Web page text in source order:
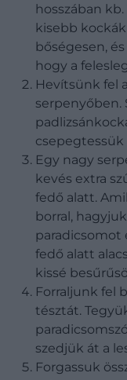
hosszában
kisebb
bőségesen,
hogy a
Hevítsünk fel
serpenyőben.
csepegtessük
Egy nagy
kevés extra
fedő alatt.
borral,
paradicsomot
fedő alatt
kissé
Forraljunk fel
tésztát.
szedjük át a
Forgassuk